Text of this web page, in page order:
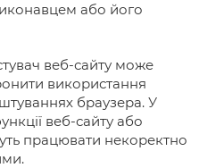
або його
веб-сайту може
використання
браузера. У
веб-сайту або
працювати некоректно